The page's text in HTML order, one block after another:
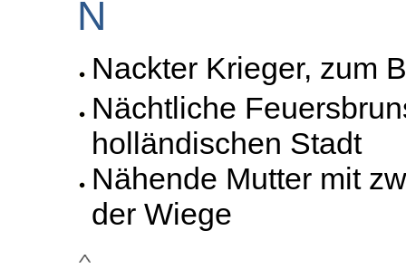
N
Nackter Krieger, zum
Nächtliche
holländischen Stadt
Nähende Mutter mit
der Wiege